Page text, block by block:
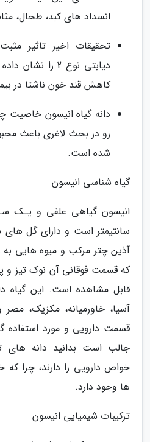
انسداد های کبد، طحال،
تحقیقات اخیر تاثیر
دیابتی نوع 2
کاهش قند خون ناشتا در
دانه گیاه انیسون خاصیت
رو در بحث لاغری باعث
شده است.
گیاه شناسی انیسون
سانتیمتر است و دارای گل
آذین چتر مرکب و میوه هایی
که قسمت فوقانی آن نوک تیز و
قابل مشاهده است. این گیاه
آسیا، خاورمیانه، مکزیک،
قسمت دارویی و مورد استفاده
جالب است بدانید دانه های
خواص دارویی را دارند، چرا
ها وجود دارد.
ترکیبات شیمیایی انیسون